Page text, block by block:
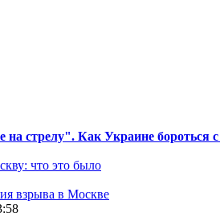
на стрелу". Как Украине бороться
что это было
взрыва в Москве